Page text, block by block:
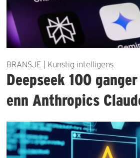
BRANSJE | Kunstig intelligens
Deepseek 100
enn Anthropics